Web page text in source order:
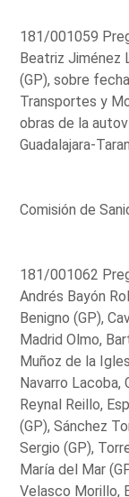
181/001059
Beatriz Jiménez
(GP), sobre
Transportes y
obras de la
Guadalajara-
Comisión de
181/001062
Andrés Bayón
Benigno (GP),
Madrid Olmo,
Muñoz de la
Navarro Lacoba,
Reynal Reillo,
(GP), Sánchez
Sergio (GP),
María del Mar
Velasco Morillo,